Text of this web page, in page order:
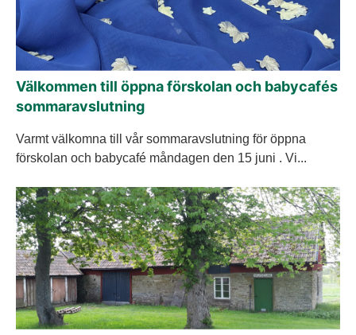
Välkommen till öppna förskolan och babycafés
sommaravslutning
Varmt välkomna till vår sommaravslutning för öppna
förskolan och babycafé måndagen den 15 juni . Vi...